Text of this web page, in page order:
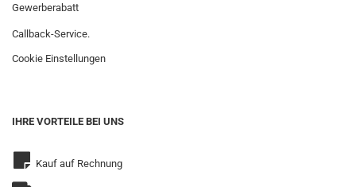
Gewerberabatt
Callback-Service.
Cookie Einstellungen
IHRE VORTEILE BEI UNS
Kauf auf Rechnung